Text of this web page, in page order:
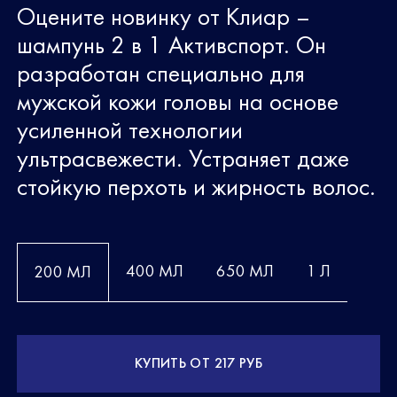
Оцените новинку от Клиар –
шампунь 2 в 1 Активспорт. Он
разработан специально для
мужской кожи головы на основе
усиленной технологии
ультрасвежести. Устраняет даже
стойкую перхоть и жирность волос.
200 МЛ 400 МЛ 650 МЛ 1 Л
КУПИТЬ ОТ 217 РУБ